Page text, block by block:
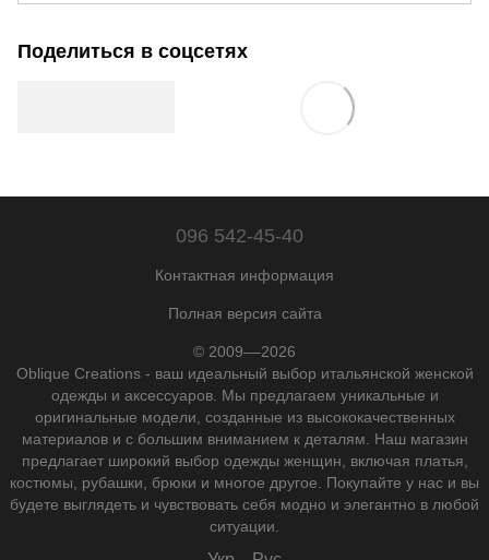
Поделиться в соцсетях
096 542-45-40
Контактная информация
Полная версия сайта
© 2009––2026
Oblique Creations - ваш идеальный выбор итальянской женской
одежды и аксессуаров. Мы предлагаем уникальные и
оригинальные модели, созданные из высококачественных
материалов и с большим вниманием к деталям. Наш магазин
предлагает широкий выбор одежды женщин, включая платья,
костюмы, рубашки, брюки и многое другое. Покупайте у нас и вы
будете выглядеть и чувствовать себя модно и элегантно в любой
ситуации.